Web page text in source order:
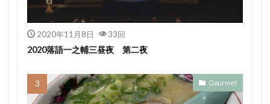
2020年11月8日 33回
2020落語一之輔三昼夜 第二夜
Gourmet